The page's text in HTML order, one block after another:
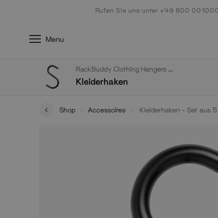
Rufen Sie uns unter +49 800
Menu
RackBuddy Clothing Hangers & Hooks
Kleiderhaken
Shop Accessoires Kleiderhaken - Set aus